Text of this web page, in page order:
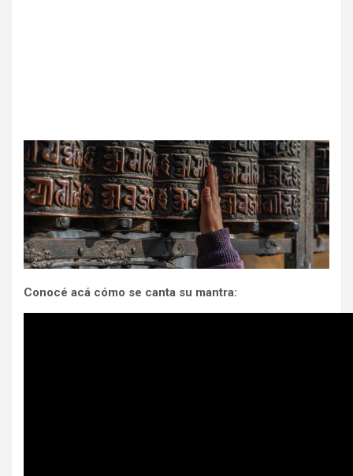
Conocé acá cómo se canta su mantra: